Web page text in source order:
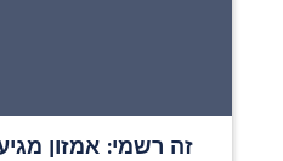
זה רשמי: אמזון